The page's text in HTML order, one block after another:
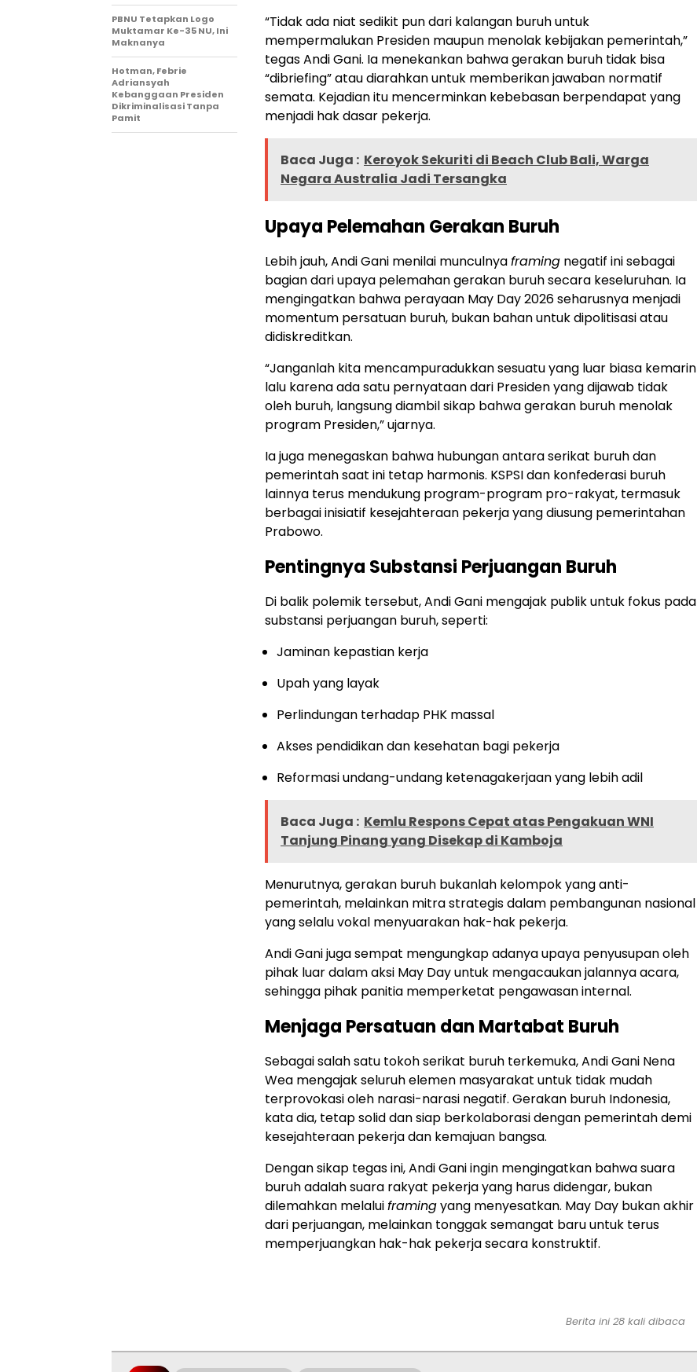
“Tidak ada niat sedikit pun dari kalangan buruh untuk
mempermalukan Presiden maupun menolak kebijakan pemerintah,”
tegas Andi Gani. Ia menekankan bahwa gerakan buruh tidak bisa
“dibriefing” atau diarahkan untuk memberikan jawaban normatif
semata. Kejadian itu mencerminkan kebebasan berpendapat yang
menjadi hak dasar pekerja.
Baca Juga : Keroyok Sekuriti di Beach Club Bali, Warga
Negara Australia Jadi Tersangka
Upaya Pelemahan Gerakan Buruh
Lebih jauh, Andi Gani menilai munculnyaframing negatif ini sebagai
bagian dari upaya pelemahan gerakan buruh secara keseluruhan. Ia
mengingatkan bahwa perayaan May Day 2026 seharusnya menjadi
momentum persatuan buruh, bukan bahan untuk dipolitisasi atau
didiskreditkan.
“Janganlah kita mencampuradukkan sesuatu yang luar biasa kemarin
lalu karena ada satu pernyataan dari Presiden yang dijawab tidak
oleh buruh, langsung diambil sikap bahwa gerakan buruh menolak
program Presiden,” ujarnya.
Ia juga menegaskan bahwa hubungan antara serikat buruh dan
pemerintah saat ini tetap harmonis. KSPSI dan konfederasi buruh
lainnya terus mendukung program-program pro-rakyat, termasuk
berbagai inisiatif kesejahteraan pekerja yang diusung pemerintahan
Prabowo.
Pentingnya Substansi Perjuangan Buruh
Di balik polemik tersebut, Andi Gani mengajak publik untuk fokus pada
substansi perjuangan buruh, seperti:
Jaminan kepastian kerja
Upah yang layak
Perlindungan terhadap PHK massal
Akses pendidikan dan kesehatan bagi pekerja
Reformasi undang-undang ketenagakerjaan yang lebih adil
Baca Juga : Kemlu Respons Cepat atas Pengakuan WNI
Tanjung Pinang yang Disekap di Kamboja
Menurutnya, gerakan buruh bukanlah kelompok yang anti-
pemerintah, melainkan mitra strategis dalam pembangunan nasional
yang selalu vokal menyuarakan hak-hak pekerja.
Andi Gani juga sempat mengungkap adanya upaya penyusupan oleh
pihak luar dalam aksi May Day untuk mengacaukan jalannya acara,
sehingga pihak panitia memperketat pengawasan internal.
Menjaga Persatuan dan Martabat Buruh
Sebagai salah satu tokoh serikat buruh terkemuka, Andi Gani Nena
Wea mengajak seluruh elemen masyarakat untuk tidak mudah
terprovokasi oleh narasi-narasi negatif. Gerakan buruh Indonesia,
kata dia, tetap solid dan siap berkolaborasi dengan pemerintah demi
kesejahteraan pekerja dan kemajuan bangsa.
Dengan sikap tegas ini, Andi Gani ingin mengingatkan bahwa suara
buruh adalah suara rakyat pekerja yang harus didengar, bukan
dilemahkan melaluiframingyang menyesatkan. May Day bukan akhir
dari perjuangan, melainkan tonggak semangat baru untuk terus
memperjuangkan hak-hak pekerja secara konstruktif.
PBNU Tetapkan Logo
Muktamar Ke-35 NU, Ini
Maknanya
Hotman, Febrie
Adriansyah
Kebanggaan Presiden
Dikriminalisasi Tanpa
Pamit
Berita ini 28 kali dibaca